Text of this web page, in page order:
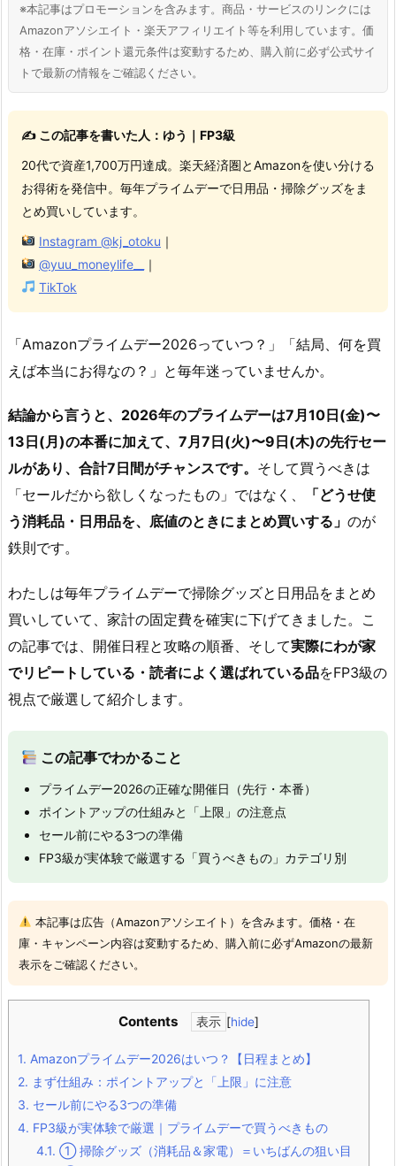
※本記事はプロモーションを含みます。商品・サービスのリンクには
Amazonアソシエイト・楽天アフィリエイト等を利用しています。価
格・在庫・ポイント還元条件は変動するため、購入前に必ず公式サイ
トで最新の情報をご確認ください。
✍️ この記事を書いた人：ゆう｜FP3級
20代で資産1,700万円達成。楽天経済圏とAmazonを使い分ける
お得術を発信中。毎年プライムデーで日用品・掃除グッズをま
とめ買いしています。
Instagram @kj_otoku ｜
@yuu_moneylife__
｜
TikTok
「Amazonプライムデー2026っていつ？」「結局、何を買
えば本当にお得なの？」と毎年迷っていませんか。
結論から言うと、2026年のプライムデーは7月10日(金)〜
13日(月)の本番に加えて、7月7日(火)〜9日(木)の先行セー
ルがあり、合計7日間がチャンスです。 そして買うべきは
「セールだから欲しくなったもの」ではなく、
「どうせ使
う消耗品・日用品を、底値のときにまとめ買いする」 のが
鉄則です。
わたしは毎年プライムデーで掃除グッズと日用品をまとめ
買いしていて、家計の固定費を確実に下げてきました。こ
の記事では、開催日程と攻略の順番、そして実際にわが家
でリピートしている・読者によく選ばれている品をFP3級の
視点で厳選して紹介します。
この記事でわかること
プライムデー2026の正確な開催日（先行・本番）
ポイントアップの仕組みと「上限」の注意点
セール前にやる3つの準備
FP3級が実体験で厳選する「買うべきもの」カテゴリ別
本記事は広告（Amazonアソシエイト）を含みます。価格・在
庫・キャンペーン内容は変動するため、購入前に必ずAmazonの最新
表示をご確認ください。
Contents [hide]
1. Amazonプライムデー2026はいつ？【日程まとめ】
2. まず仕組み：ポイントアップと「上限」に注意
3. セール前にやる3つの準備
4. FP3級が実体験で厳選｜プライムデーで買うべきもの
4.1. ① 掃除グッズ（消耗品＆家電）＝いちばんの狙い目